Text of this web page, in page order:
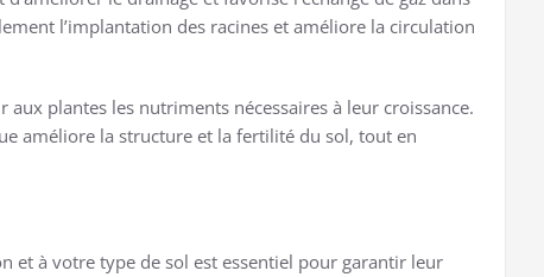
l’implantation des racines et améliore la circulation
plantes les nutriments nécessaires à leur croissance.
améliore la structure et la fertilité du sol, tout en
et à votre type de sol est essentiel pour garantir leur